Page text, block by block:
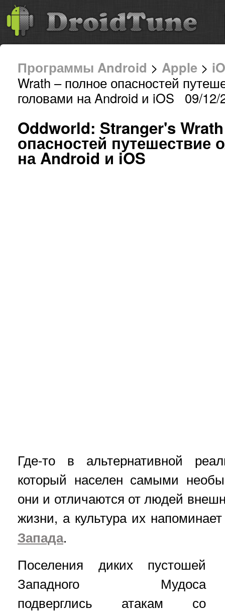
Программы Android > Apple >
Wrath – полное опасностей
головами на Android и iOS 09/12/
Oddworld: Stranger's
опасностей путешествие
на Android и iOS
Где-то в альтернативной
который населен самыми
они и отличаются от людей
жизни, а культура их
Запада.
Поселения диких пустошей
Западного Мудоса
подверглись атакам со